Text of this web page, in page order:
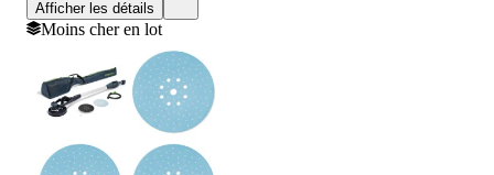
Afficher les détails
Moins cher en lot